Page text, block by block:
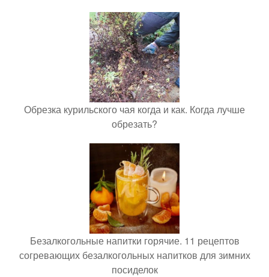
Обрезка курильского чая когда и как. Когда лучше
обрезать?
Безалкогольные напитки горячие. 11 рецептов
согревающих безалкогольных напитков для зимних
посиделок